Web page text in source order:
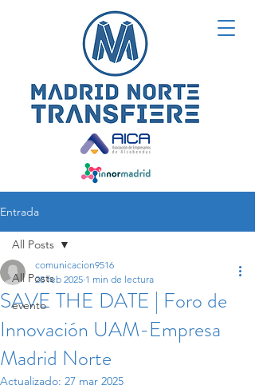
Entrada
All Posts
evento
All Posts
SAVE THE DATE | Foro de
Innovación UAM-Empresa
Madrid Norte
comunicacion9516
28 feb 2025 1 min de lectura
Actualizado: 27 mar 2025